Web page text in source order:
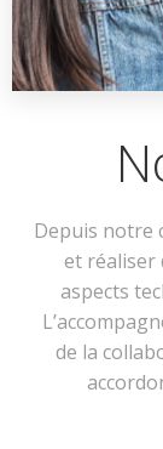
Depuis notre
et réaliser
aspects
de la